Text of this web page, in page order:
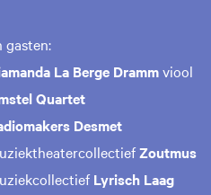
gasten:
La Berge Drammviool
Quartet
Desmet
Zoutmus
Lyrisch Laag